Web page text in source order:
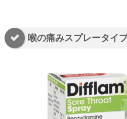
喉の痛みスプレータイ